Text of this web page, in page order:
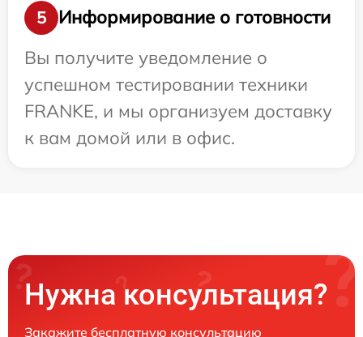
5
Информирование о готовности
Вы получите уведомление о
успешном тестировании техники
FRANKE, и мы организуем доставку
к вам домой или в офис.
Нужна консультация?
Закажите бесплатную консультацию